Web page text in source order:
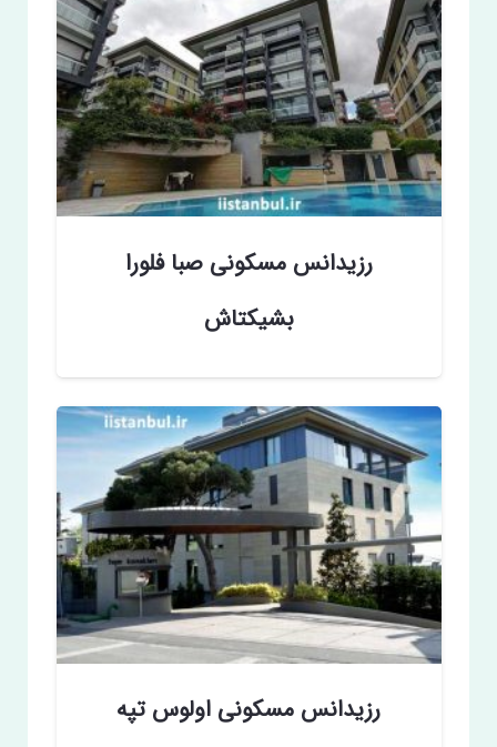
رزیدانس مسکونی صبا فلورا
بشیکتاش
رزیدانس مسکونی اولوس تپه